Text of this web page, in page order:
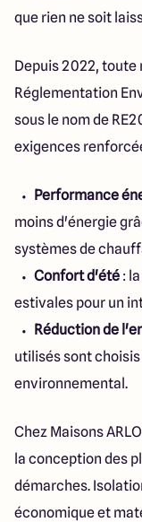
que rien ne soit
Depuis 2022, toute
Réglementation
sous le nom de
exigences
Performance
moins d'énergie
systèmes de
Confort d'été :
estivales pour un
Réduction de
utilisés sont
environnemental.
Chez Maisons
la conception des
démarches.
économique et